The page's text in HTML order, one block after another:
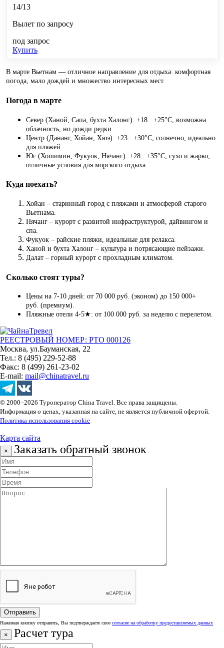
14/13
Вылет по запросу
под запрос
Купить
В марте Вьетнам — отличное направление для отдыха: комфортная
погода, мало дождей и множество интересных мест.
Погода в марте
Север (Ханой, Сапа, бухта Халонг): +18...+25°C, возможна
облачность, но дожди редки.
Центр (Дананг, Хойан, Хюэ): +23...+30°C, солнечно, идеально
для пляжей.
Юг (Хошимин, Фукуок, Нячанг): +28...+35°C, сухо и жарко,
отличные условия для морского отдыха.
Куда поехать?
Хойан – старинный город с пляжами и атмосферой старого
Вьетнама.
Нячанг – курорт с развитой инфраструктурой, дайвингом и
спа.
Фукуок – райские пляжи, идеальные для релакса.
Ханой и бухта Халонг – культура и потрясающие пейзажи.
Далат – горный курорт с прохладным климатом.
Сколько стоят туры?
Цены на 7-10 дней: от 70 000 руб. (эконом) до 150 000+
руб. (премиум).
Пляжные отели 4-5★: от 100 000 руб. за неделю с перелетом.
РЕЕСТРОВЫЙ НОМЕР: РТО 000126
Москва, ул.Бауманская, 22
Тел.: 8 (495) 229-52-88
Факс: 8 (499) 261-23-02
E-mail: mail@chinatravel.ru
© 2000–2026 Туроператор China Travel. Все права защищены.
Информация о ценах, указанная на сайте, не является публичной офертой.
Политика использования cookie
Карта сайта
× Заказать обратный звонок
Нажимая кнопку отправить, Вы подтверждаете свое согласие на обработку предоставляемых данных
× Расчет тура